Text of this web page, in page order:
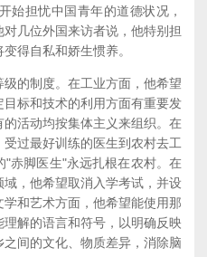
始担忧中国青年的道德状况，
几位外国来访者说，他特别担
得自私和娇生惯养。
的制度。在工业方面，他希望
标和技术的利用方面有重要发
活动均按集体主义来组织。在
过最好训练的医生到农村去工
"赤脚医生"永远扎根在农村。在
，他希望取消入学考试，并设
和艺术方面，他希望能使用那
解的语言和符号，以明确反映
间的文化、物质差异，消除脑